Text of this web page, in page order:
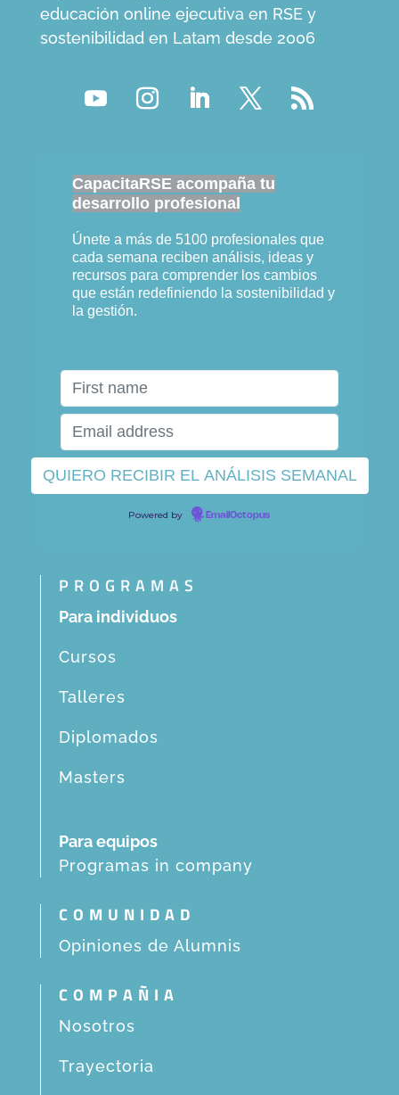
educación online ejecutiva en RSE y
sostenibilidad en Latam desde 2006
CapacitaRSE acompaña tu
desarrollo profesional
Únete a más de 5100 profesionales que
cada semana reciben análisis, ideas y
recursos para comprender los cambios
que están redefiniendo la sostenibilidad y
la gestión.
Powered by EmailOctopus
PROGRAMAS
Para individuos
Cursos
Talleres
Diplomados
Masters
Para equipos
Programas in company
COMUNIDAD
Opiniones de Alumnis
COMPAÑIA
Nosotros
Trayectoria